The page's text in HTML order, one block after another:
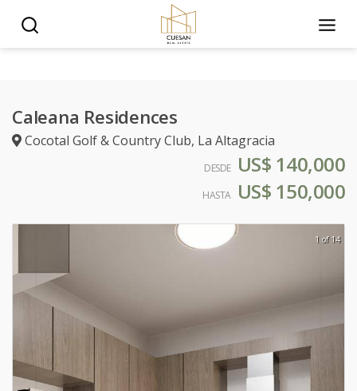
Caleana Residences
Cocotal Golf & Country Club, La Altagracia
DESDE US$ 140,000
HASTA US$ 150,000
1 of 14